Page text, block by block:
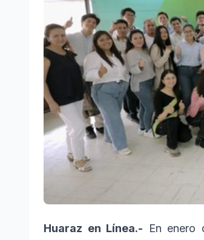
Huaraz en Línea.- En enero